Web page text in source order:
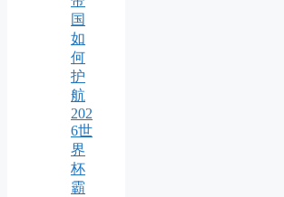
国
如
何
护
航
202
6世
界
杯
霸